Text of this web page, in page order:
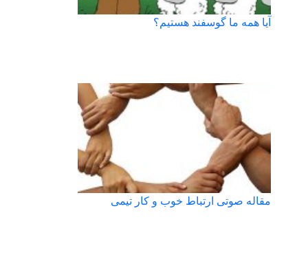
آیا همه ما گوسفند هستیم؟
مقاله صوتی ارتباط خوب و کار تیمی